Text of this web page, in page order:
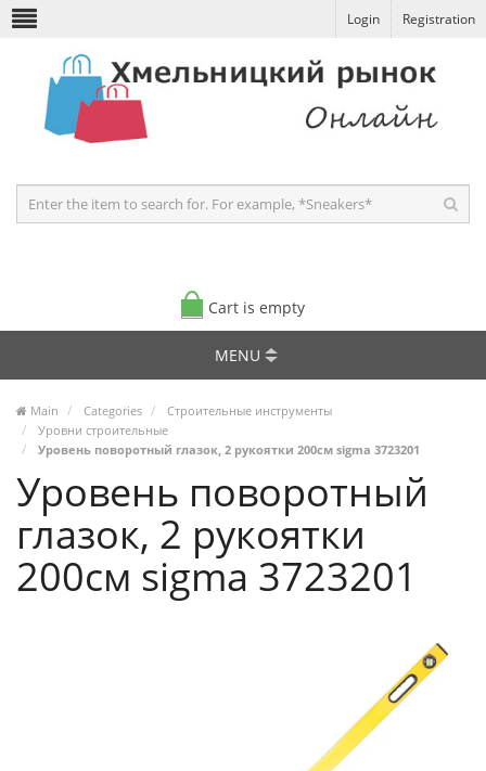
Login Registration
Cart is empty
MENU
Main Categories
Строительные инструменты
Уровни строительные
Уровень поворотный глазок, 2 рукоятки 200см sigma 3723201
Уровень поворотный
глазок, 2 рукоятки
200см sigma 3723201